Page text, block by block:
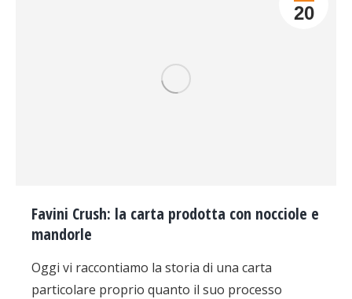
20
Favini Crush: la carta prodotta con nocciole e
mandorle
Oggi vi raccontiamo la storia di una carta
particolare proprio quanto il suo processo